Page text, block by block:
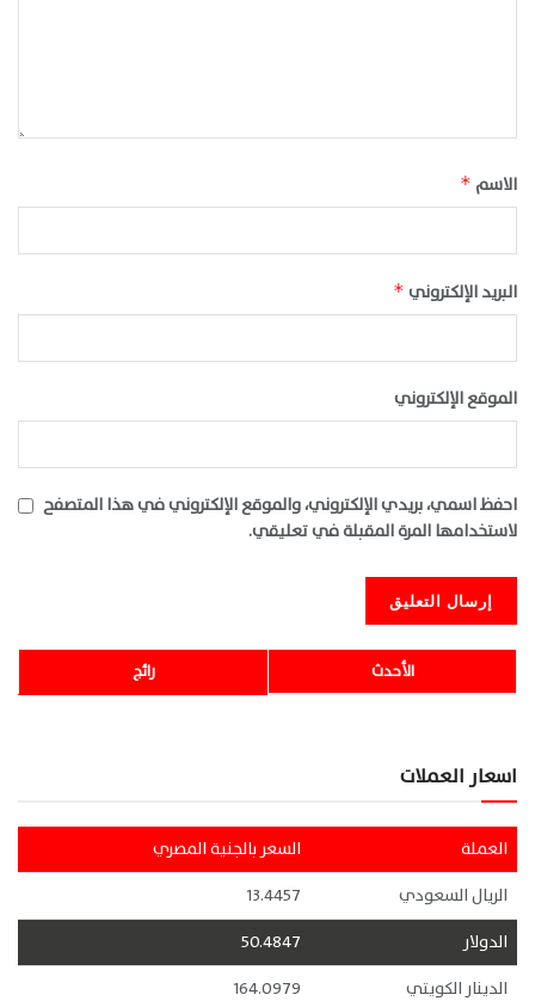
الاسم *
البريد الإلكتروني *
الموقع الإلكتروني
احفظ اسمي، بريدي الإلكتروني، والموقع الإلكتروني في هذا المتصفح
لاستخدامها المرة المقبلة في تعليقي.
رائج الأحدث
اسعار العملات
العملة
السعر بالجنية المصري
الريال السعودي
13.4457
الدولار
50.4847
الدينار الكويتي
164.0979